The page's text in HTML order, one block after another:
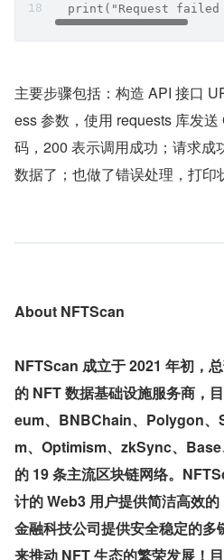
print("Request
主要步骤包括：构造 API 接口
ess 参数，使用 requests 库发
码，200 表示调用成功；请求成
数据了；也做了错误处理，打印
About NFTScan
NFTScan 成立于 2021 年初，
的 NFT 数据基础设施服务商，
eum、BNBChain、Polygon
m、Optimism、zkSync、
的 19 条主流区块链网络。
计的 Web3 用户提供简洁高效
金融科技公司提供安全稳定的
来推动 NFT 生态的繁荣发展！